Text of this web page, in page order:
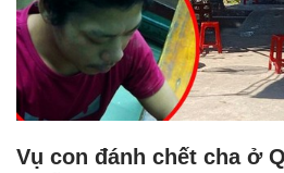
Vụ con đánh chết cha ở